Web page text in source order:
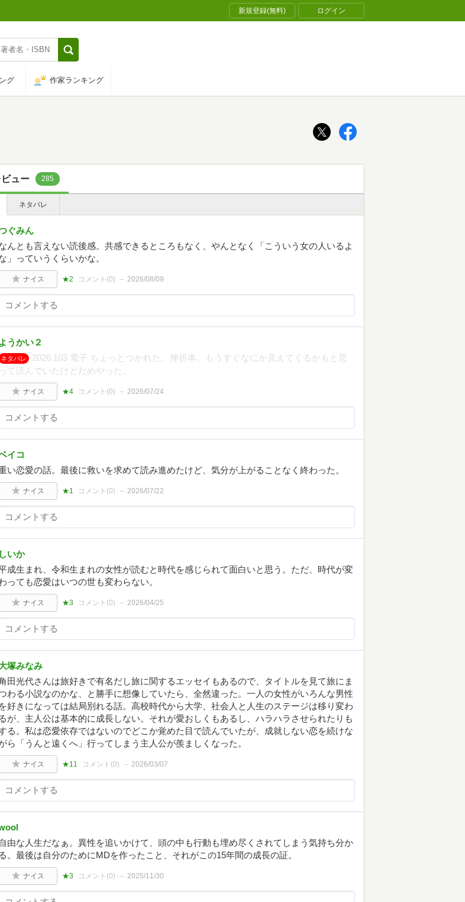
新規登録(無料) ログイン
グ 作家ランキング
ュー 285
ネタバレ
ぐみん
んとも言えない読後感。共感できるところもなく、やんとなく「こういう女の人いるよ
」っていうくらいかな。
ナイス ★2 コメント(0) 2026/08/09
ようかい２
ネタバレ
2026.103 電子 ちょっとつかれた。挫折本。もうすぐなにか見えてくるかもと思
って読んでいたけどだめやった。
ナイス ★4 コメント(0) 2026/07/24
イコ
い恋愛の話。最後に救いを求めて読み進めたけど、気分が上がることなく終わった。
ナイス ★1 コメント(0) 2026/07/22
しいか
成生まれ、令和生まれの女性が読むと時代を感じられて面白いと思う。ただ、時代が変
っても恋愛はいつの世も変わらない。
ナイス ★3 コメント(0) 2026/04/25
塚みなみ
田光代さんは旅好きで有名だし旅に関するエッセイもあるので、タイトルを見て旅にま
わる小説なのかな、と勝手に想像していたら、全然違った。一人の女性がいろんな男性
を好きになっては結局別れる話。高校時代から大学、社会人と人生のステージは移り変わ
るが、主人公は基本的に成長しない。それが愛おしくもあるし、ハラハラさせられたりも
る。私は恋愛依存ではないのでどこか覚めた目で読んでいたが、成就しない恋を続けな
ら「うんと遠くへ」行ってしまう主人公が羨ましくなった。
ナイス ★11 コメント(0) 2026/03/07
自由な人生だなぁ。異性を追いかけて、頭の中も行動も埋め尽くされてしまう気持ち分か
る。最後は自分のためにMDを作ったこと、それがこの15年間の成長の証。
ナイス ★3 コメント(0) 2025/11/30